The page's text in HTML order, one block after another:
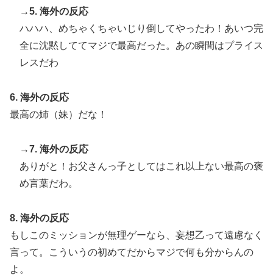
→5. 海外の反応
ハハハ、めちゃくちゃいじり倒してやったわ！あいつ完
全に沈黙しててマジで最高だった。あの瞬間はプライス
レスだわ
6. 海外の反応
最高の姉（妹）だな！
→7. 海外の反応
ありがと！お父さんっ子としてはこれ以上ない最高の褒
め言葉だわ。
8. 海外の反応
もしこのミッションが無理ゲーなら、妄想乙って遠慮なく
言って。こういうの初めてだからマジで何も分からんの
よ。